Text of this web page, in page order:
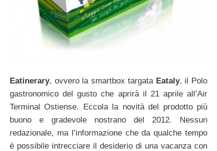
Eatinerary, ovvero la smartbox targata Eataly, il Polo
gastronomico del gusto che aprirà il 21 aprile all’Air
Terminal Ostiense. Eccola la novità del prodotto più
buono e gradevole nostrano del 2012. Nessun
redazionale, ma l’informazione che da qualche tempo
è possibile intrecciare il desiderio di una vacanza con